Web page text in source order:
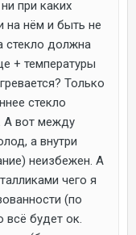
при каких
на нём и быть не
стекло должна
+ температуры
Только
стекло
А вот между
а внутри
неизбежен. А
чего я
(по
всё будет ок.